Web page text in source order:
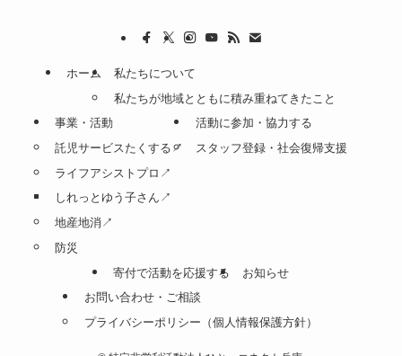
ホーム
私たちについて
私たちが地域とともに積み重ねてきたこと
事業・活動
託児サービスたくする↗
ライフアシストプロ↗
しれっとゆう子さん↗
地産地消↗
防災
活動に参加・協力する
スタッフ登録・社会復帰支援
寄付で活動を応援する
お知らせ
お問い合わせ・ご相談
プライバシーポリシー（個人情報保護方針）